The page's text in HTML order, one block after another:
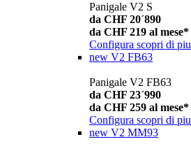
Panigale V2 S
da CHF 20´890
da CHF 219 al mese*
Configura scopri di piu
new V2 FB63
Panigale V2 FB63
da CHF 23´990
da CHF 259 al mese*
Configura scopri di piu
new V2 MM93